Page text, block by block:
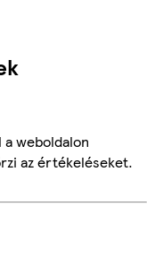
weboldalon
az értékeléseket.